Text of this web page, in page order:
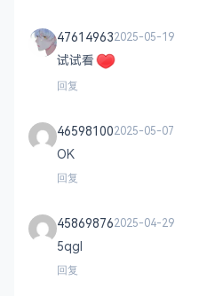
476149632025-05-19
试试看
回复
465981002025-05-07
OK
回复
458698762025-04-29
5qgl
回复